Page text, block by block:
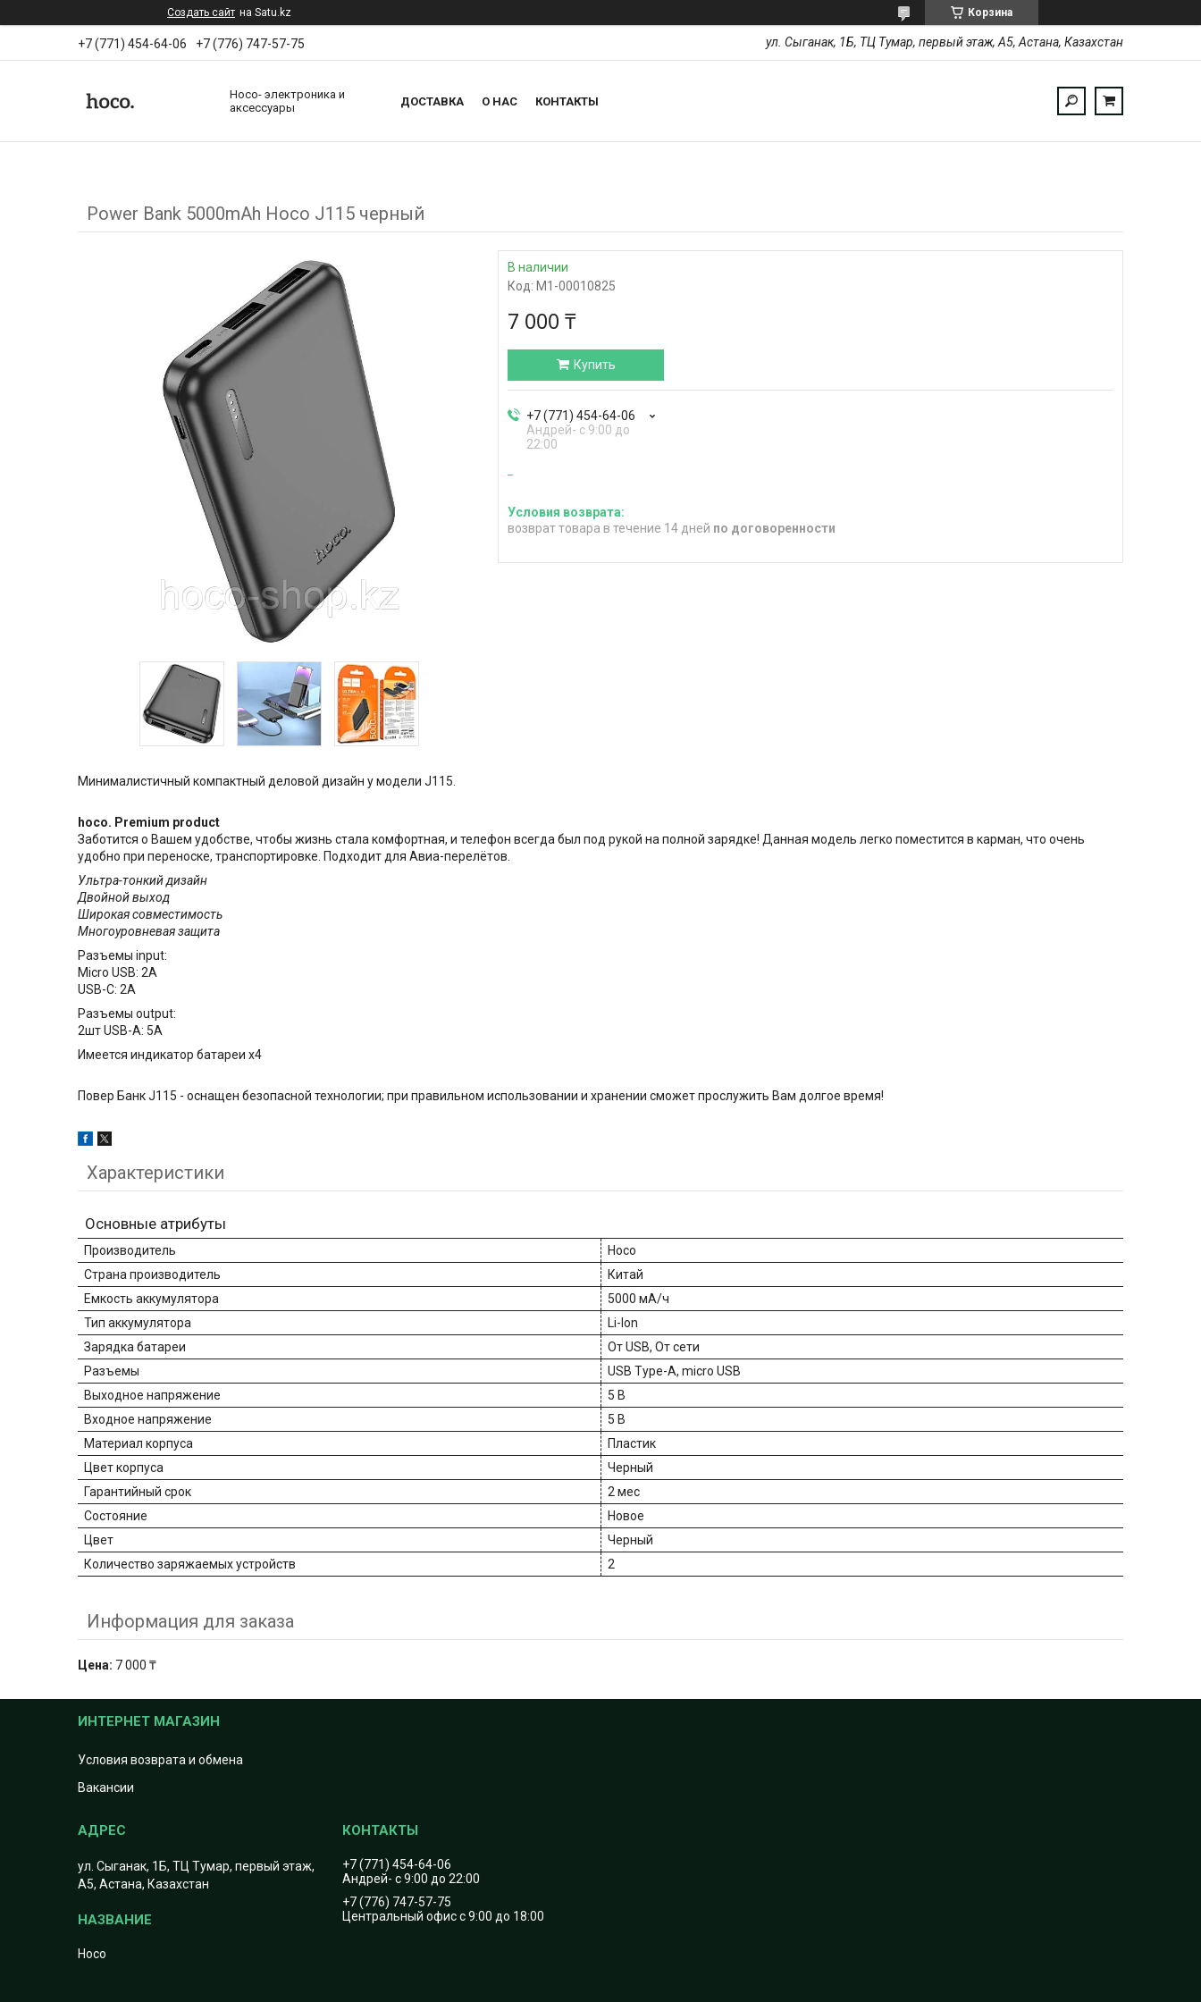
Создать сайт на Satu.kz Корзина
+7 (771) 454-64-06 +7 (776) 747-57-75 ул. Сыганак, 1Б, ТЦ Тумар, первый этаж, А5, Астана, Казахстан
Hoco- электроника и
аксессуары
ДОСТАВКА О НАС КОНТАКТЫ
Power Bank 5000mAh Hoco J115 черный
В наличии
Код: М1-00010825
7 000 ₸
Купить
+7 (771) 454-64-06
Андрей- с 9:00 до
22:00
возврат товара в течение 14 дней по договоренности
Минималистичный компактный деловой дизайн у модели J115.
hoco. Premium product
Заботится о Вашем удобстве, чтобы жизнь стала комфортная, и телефон всегда был под рукой на полной зарядке! Данная модель легко поместится в карман, что очень
удобно при переноске, транспортировке. Подходит для Авиа-перелётов.
Ультра-тонкий дизайн
Двойной выход
Широкая совместимость
Многоуровневая защита
Разъемы input:
Micro USB: 2A
USB-C: 2A
Разъемы output:
2шт USB-A: 5A
Имеется индикатор батареи х4
Повер Банк J115 - оснащен безопасной технологии; при правильном использовании и хранении сможет прослужить Вам долгое время!
Характеристики
Основные атрибуты
Производитель
Hoco
Страна производитель
Китай
Емкость аккумулятора
5000 мА/ч
Тип аккумулятора
Li-Ion
Зарядка батареи
От USB, От сети
Разъемы
USB Type-A, micro USB
Выходное напряжение
5 В
Входное напряжение
5 В
Материал корпуса
Пластик
Цвет корпуса
Черный
Гарантийный срок
2 мес
Состояние
Новое
Цвет
Черный
Количество заряжаемых устройств
2
Информация для заказа
Цена: 7 000 ₸
ИНТЕРНЕТ МАГАЗИН
Условия возврата и обмена
Вакансии
ул. Сыганак, 1Б, ТЦ Тумар, первый этаж,
А5, Астана, Казахстан
Hoco
+7 (771) 454-64-06
Андрей- с 9:00 до 22:00
+7 (776) 747-57-75
Центральный офис с 9:00 до 18:00